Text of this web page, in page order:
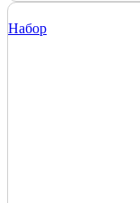
Набор